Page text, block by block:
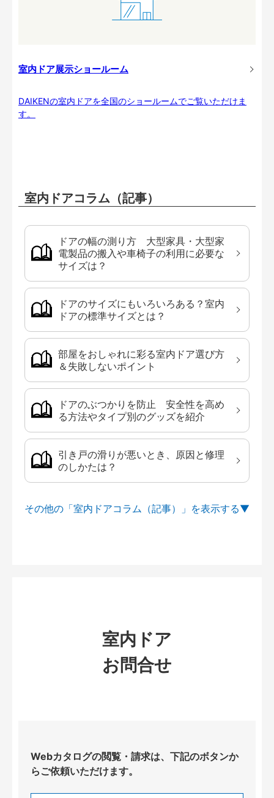
室内ドア展示ショールーム
DAIKENの室内ドアを全国のショールームでご覧いただけま
す。
室内ドアコラム（記事）
ドアの幅の測り方 大型家具・大型家
電製品の搬入や車椅子の利用に必要な
サイズは？
ドアのサイズにもいろいろある？室内
ドアの標準サイズとは？
部屋をおしゃれに彩る室内ドア選び方
＆失敗しないポイント
ドアのぶつかりを防止 安全性を高め
る方法やタイプ別のグッズを紹介
引き戸の滑りが悪いとき、原因と修理
のしかたは？
その他の「室内ドアコラム（記事）」を
室内ドア
お問合せ
Webカタログの閲覧・請求は、下記のボタンか
らご依頼いただけます。